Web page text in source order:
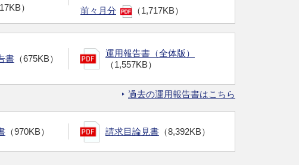
）
前々月分
（1,717KB）
書 （675KB）
運用報告書（全体版）
（1,557KB）
過去の運用報告書はこちら
（970KB） 請求目論見書 （8,392KB）